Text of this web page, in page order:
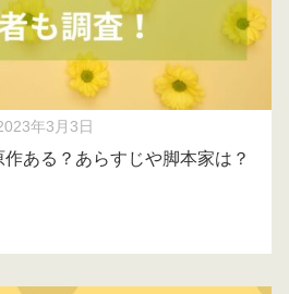
年3月3日
作ある？あらすじや脚本家は？